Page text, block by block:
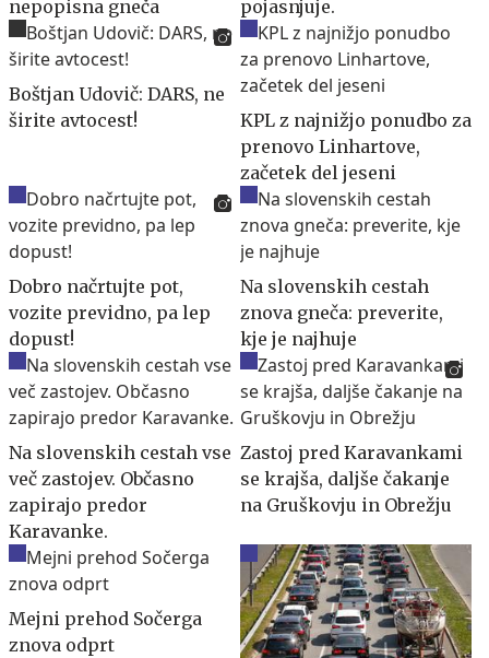
nepopisna gneča
pojasnjuje.
Boštjan Udovič: DARS, ne
širite avtocest!
KPL z najnižjo ponudbo za
prenovo Linhartove,
začetek del jeseni
Dobro načrtujte pot,
vozite previdno, pa lep
dopust!
Na slovenskih cestah
znova gneča: preverite,
kje je najhuje
Na slovenskih cestah vse
več zastojev. Občasno
zapirajo predor
Karavanke.
Zastoj pred Karavankami
se krajša, daljše čakanje
na Gruškovju in Obrežju
Mejni prehod Sočerga
znova odprt